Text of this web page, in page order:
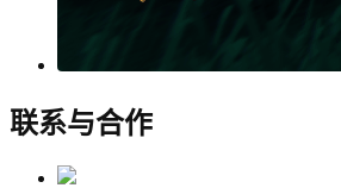
联系与合作